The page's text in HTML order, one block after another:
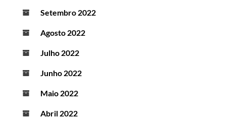
Setembro 2022
Agosto 2022
Julho 2022
Junho 2022
Maio 2022
Abril 2022